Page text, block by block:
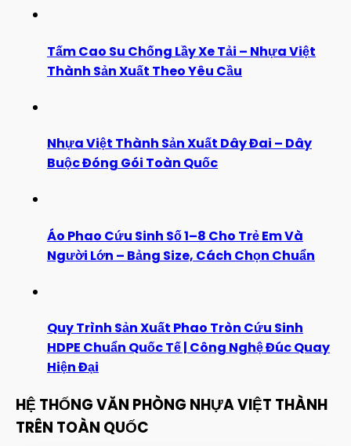
Tấm Cao Su Chống Lầy Xe Tải – Nhựa Việt
Thành Sản Xuất Theo Yêu Cầu
Nhựa Việt Thành Sản Xuất Dây Đai – Dây
Buộc Đóng Gói Toàn Quốc
Áo Phao Cứu Sinh Số 1–8 Cho Trẻ Em Và
Người Lớn – Bảng Size, Cách Chọn Chuẩn
Quy Trình Sản Xuất Phao Tròn Cứu Sinh
HDPE Chuẩn Quốc Tế | Công Nghệ Đúc Quay
Hiện Đại
HỆ THỐNG VĂN PHÒNG NHỰA VIỆT THÀNH
TRÊN TOÀN QUỐC